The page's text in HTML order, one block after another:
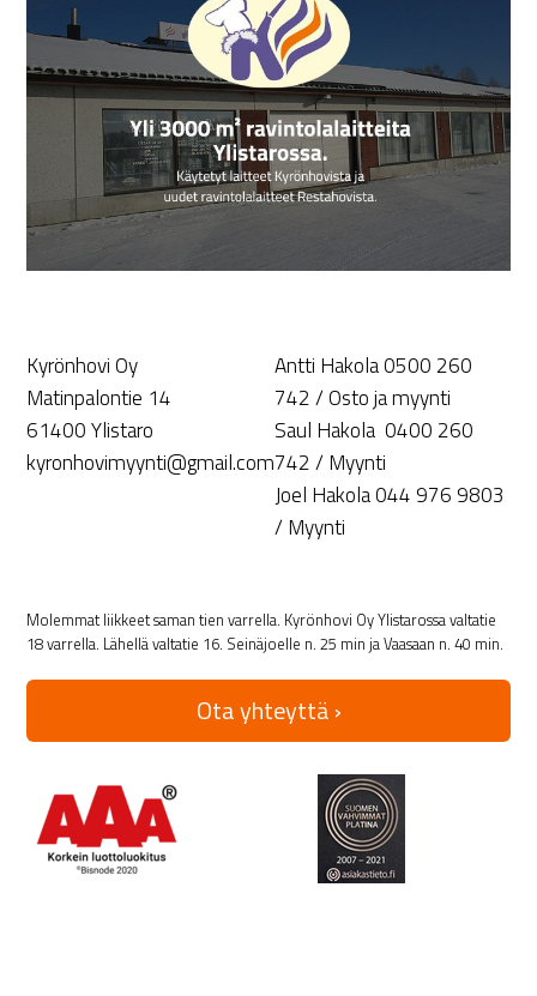
Kyrönhovi Oy
Matinpalontie 14
61400 Ylistaro
kyronhovimyynti@gmail.com
Antti Hakola 0500 260
742 / Osto ja myynti
Saul Hakola 0400 260
742 / Myynti
Joel Hakola 044 976 9803
/ Myynti
Molemmat liikkeet saman tien varrella. Kyrönhovi Oy Ylistarossa valtatie
18 varrella. Lähellä valtatie 16. Seinäjoelle n. 25 min ja Vaasaan n. 40 min.
Ota yhteyttä ›